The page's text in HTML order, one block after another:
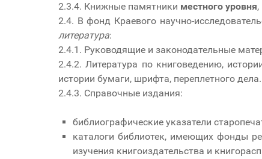
2.3.4. Книжные памятники местного уровня
2.4. В фонд Краевого научно-
литература:
2.4.1. Руководящие и законодательные
2.4.2. Литература по книговедению,
истории бумаги, шрифта, переплетного дела.
2.4.3. Справочные издания:
библиографические указатели
каталоги библиотек, имеющих фонды
изучения книгоиздательства и